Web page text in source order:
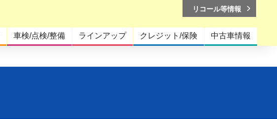
車検/点検/整備 ラインアップ クレジット/保険 中古車情報
リコール等情報